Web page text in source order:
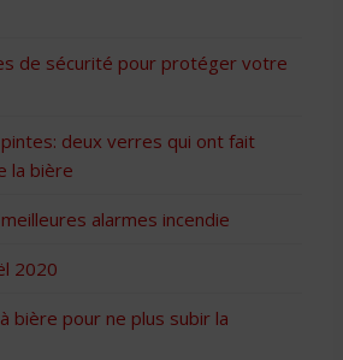
de sécurité pour protéger votre
deux verres qui ont fait
la bière
alarmes incendie
2020
bière pour ne plus subir la